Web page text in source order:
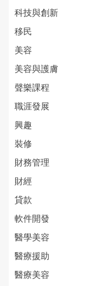
科技與創新
移民
美容
美容與護膚
聲樂課程
職涯發展
興趣
裝修
財務管理
財經
貸款
軟件開發
醫學美容
醫療援助
醫療美容